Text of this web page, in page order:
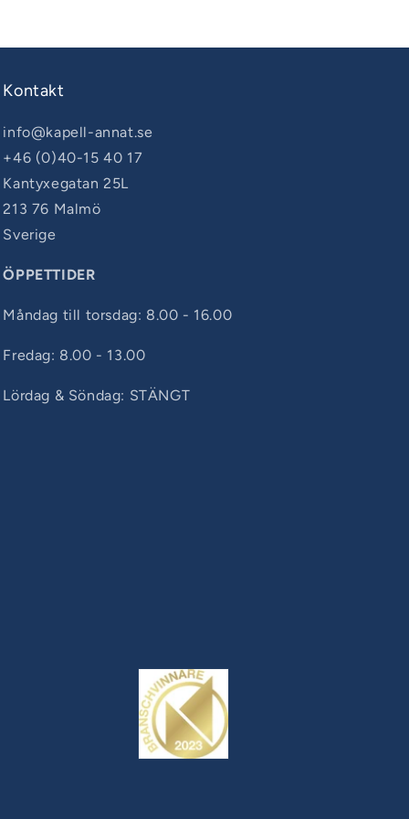
Kontakt
info@kapell-annat.se
+46 (0)40-15 40 17
Kantyxegatan 25L
213 76 Malmö
Sverige
ÖPPETTIDER
Måndag till torsdag: 8.00 - 16.00
Fredag: 8.00 - 13.00
Lördag & Söndag: STÄNGT